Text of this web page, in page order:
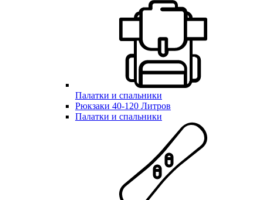
Палатки и спальники
Рюкзаки 40-120 Литров
Палатки и спальники